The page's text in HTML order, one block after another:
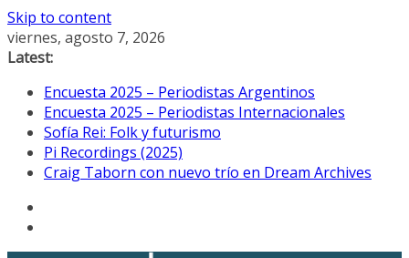
Skip to content
viernes, agosto 7, 2026
Latest:
Encuesta 2025 – Periodistas Argentinos
Encuesta 2025 – Periodistas Internacionales
Sofía Rei: Folk y futurismo
Pi Recordings (2025)
Craig Taborn con nuevo trío en Dream Archives